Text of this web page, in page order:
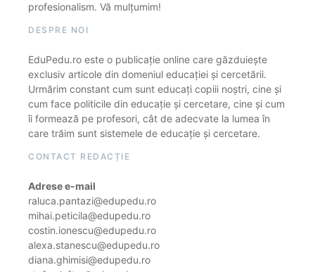
profesionalism. Vă mulțumim!
DESPRE NOI
EduPedu.ro este o publicație online care găzduiește
exclusiv articole din domeniul educației și cercetării.
Urmărim constant cum sunt educați copiii noștri, cine și
cum face politicile din educație și cercetare, cine și cum
îi formează pe profesori, cât de adecvate la lumea în
care trăim sunt sistemele de educație și cercetare.
CONTACT REDACȚIE
Adrese e-mail
raluca.pantazi@edupedu.ro
mihai.peticila@edupedu.ro
costin.ionescu@edupedu.ro
alexa.stanescu@edupedu.ro
diana.ghimisi@edupedu.ro